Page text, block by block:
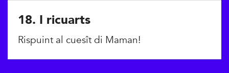
18. I ricuarts
Rispuint al cuesît di Maman!